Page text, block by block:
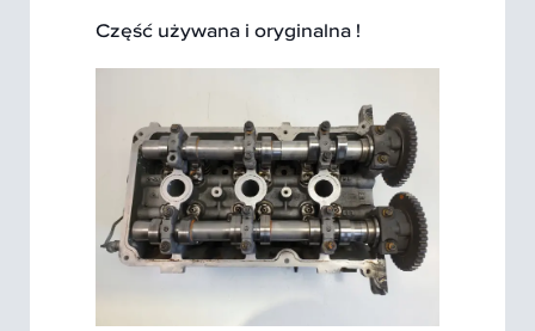
Część używana i oryginalna !